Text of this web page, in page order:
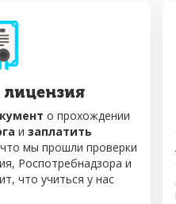
лицензия
о прохождении
и заплатить
мы прошли проверки
Роспотребнадзора и
что учиться у нас